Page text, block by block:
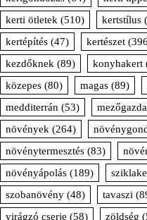
kerti ötletek (510) kertstílus
kertépítés (47) kertészet
kezdőknek (89) konyhakert
közepes (80) magas (89)
medditerrán (53)
növények (264)
növénytermesztés (83)
növényápolás (189)
szobanövény (48) tavaszi
virágzó cserje (58) zöldség